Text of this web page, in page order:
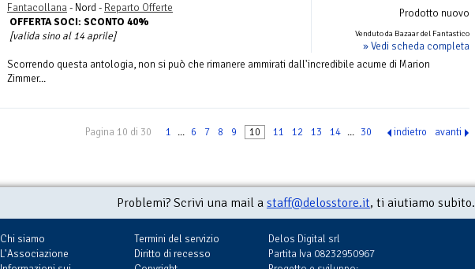
Prodotto nuovo
Venduto da Bazaar del Fantastico
» Vedi scheda completa
Fantacollana- Nord - Reparto Offerte
OFFERTA SOCI: SCONTO 40%
[valida sino al 14 aprile]
Scorrendo questa antologia, non si può che rimanere ammirati dall'incredibile acume di Marion
Zimmer...
Pagina 10 di 30 1 ... 6 7 8 9 10 11 12 13 14 ... 30 indietro avanti
Problemi? Scrivi una mail a staff@delosstore.it, ti aiutiamo subito.
Chi siamo
L'Associazione
Termini del servizio
Diritto di recesso
Delos Digital srl
Partita Iva 08232950967